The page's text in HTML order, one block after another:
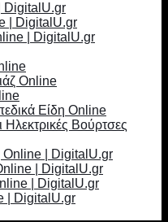
DigitalU.gr
| DigitalU.gr
| DigitalU.gr
Online
Είδη Online
Ηλεκτρικές Βούρτσες
Online | DigitalU.gr
| DigitalU.gr
| DigitalU.gr
| DigitalU.gr